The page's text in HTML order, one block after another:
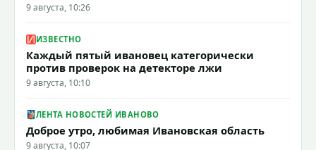
9 августа, 10:26
ИЗВЕСТНО
Каждый пятый ивановец категорически
против проверок на детекторе лжи
9 августа, 10:10
ЛЕНТА НОВОСТЕЙ ИВАНОВО
Доброе утро, любимая Ивановская область
9 августа, 10:07